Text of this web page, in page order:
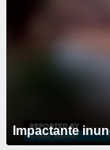
Impactante